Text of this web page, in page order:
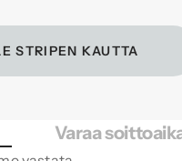
STRIPEN KAUTTA
Varaa